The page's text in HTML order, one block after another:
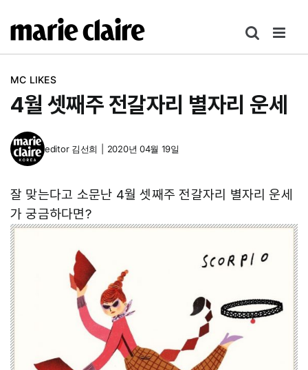
텐
MC LIKES
4월 셋째주 전갈자리 별자리 운세
editor 김선희 2020년 04월 19일
잘 맞는다고 소문난 4월 셋째주 전갈자리 별자리 운세
가 궁금하다면?